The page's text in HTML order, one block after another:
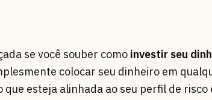
se você souber como investir seu
colocar seu dinheiro em
esteja alinhada ao seu perfil de risco